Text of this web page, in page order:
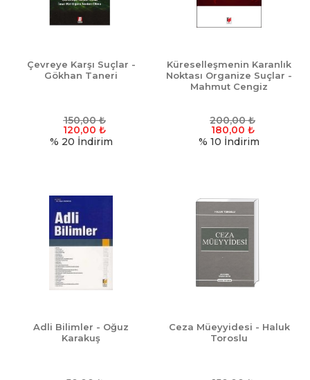
Çevreye Karşı Suçlar -
Gökhan Taneri
150,00₺
120,00 ₺
% 20 İndirim
Küreselleşmenin Karanlık
Noktası Organize Suçlar -
Mahmut Cengiz
200,00₺
180,00 ₺
% 10 İndirim
Adli Bilimler - Oğuz
Karakuş
Ceza Müeyyidesi - Haluk
Toroslu